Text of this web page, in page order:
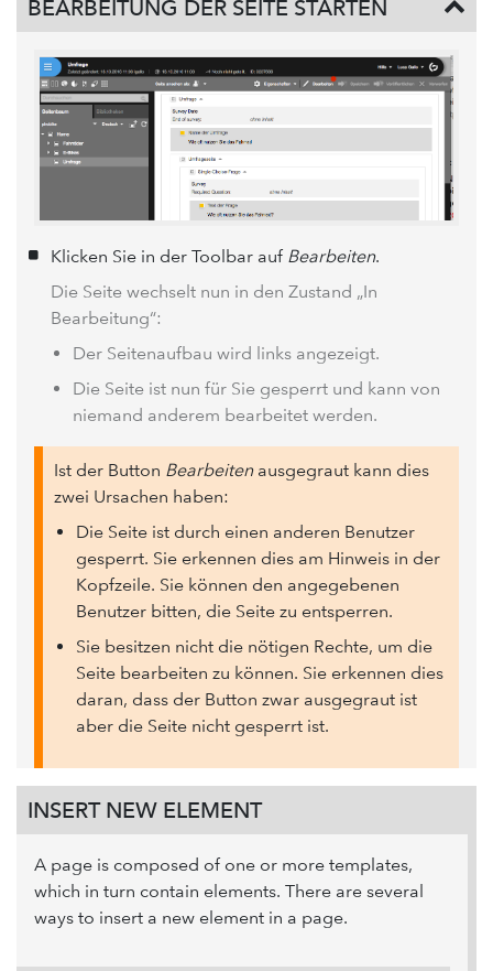
BEARBEITUNG DER SEITE STARTEN
Klicken Sie in der Toolbar auf Bearbeiten.
Die Seite wechselt nun in den Zustand „In
Bearbeitung“:
Der Seitenaufbau wird links angezeigt.
Die Seite ist nun für Sie gesperrt und kann von
niemand anderem bearbeitet werden.
Ist der Button Bearbeitenausgegraut kann dies
zwei Ursachen haben:
Die Seite ist durch einen anderen Benutzer
gesperrt. Sie erkennen dies am Hinweis in der
Kopfzeile. Sie können den angegebenen
Benutzer bitten, die Seite zu entsperren.
Sie besitzen nicht die nötigen Rechte, um die
Seite bearbeiten zu können. Sie erkennen dies
daran, dass der Button zwar ausgegraut ist
aber die Seite nicht gesperrt ist.
INSERT NEW ELEMENT
A page is composed of one or more templates,
which in turn contain elements. There are several
ways to insert a new element in a page.